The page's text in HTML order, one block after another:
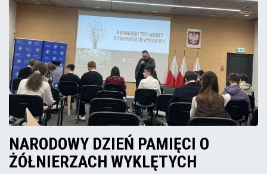
NARODOWY DZIEŃ PAMIĘCI O
ŻÓŁNIERZACH WYKLĘTYCH